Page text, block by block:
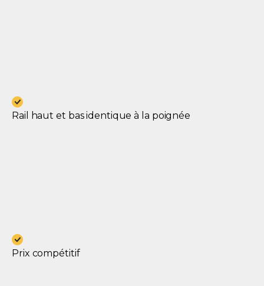
Rail haut et bas identique à la poignée
Prix compétitif